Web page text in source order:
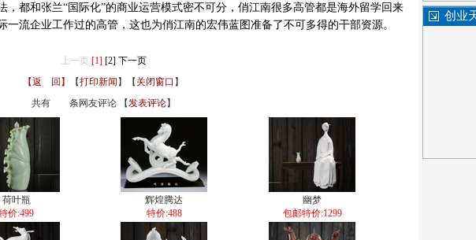
，都和张兰“国际化”的商业运营模式密不可分，俏江南很多高管都是海外留学回来
流企业工作过的高管，这也为俏江南的宏伟蓝图准备了不可多得的干部资源。
上一页 [1] [2] 下一页
【返 回】
【打印新闻 】【 关闭窗口 】
共有
条网友评论 【发表评论】
荷叶瓶
价:499
辉煌腾达
特价:488
幽梦
包邮特价:1299
创业